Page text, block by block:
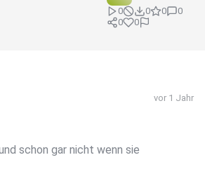
0 0 0
0
0
0
vor 1 Jahr
schon gar nicht wenn sie